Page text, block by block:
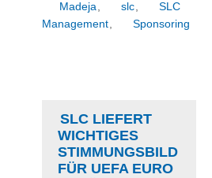
Madeja, slc,
SLC
Management, Sponsoring
SLC LIEFERT
WICHTIGES
STIMMUNGSBILD
FÜR UEFA EURO